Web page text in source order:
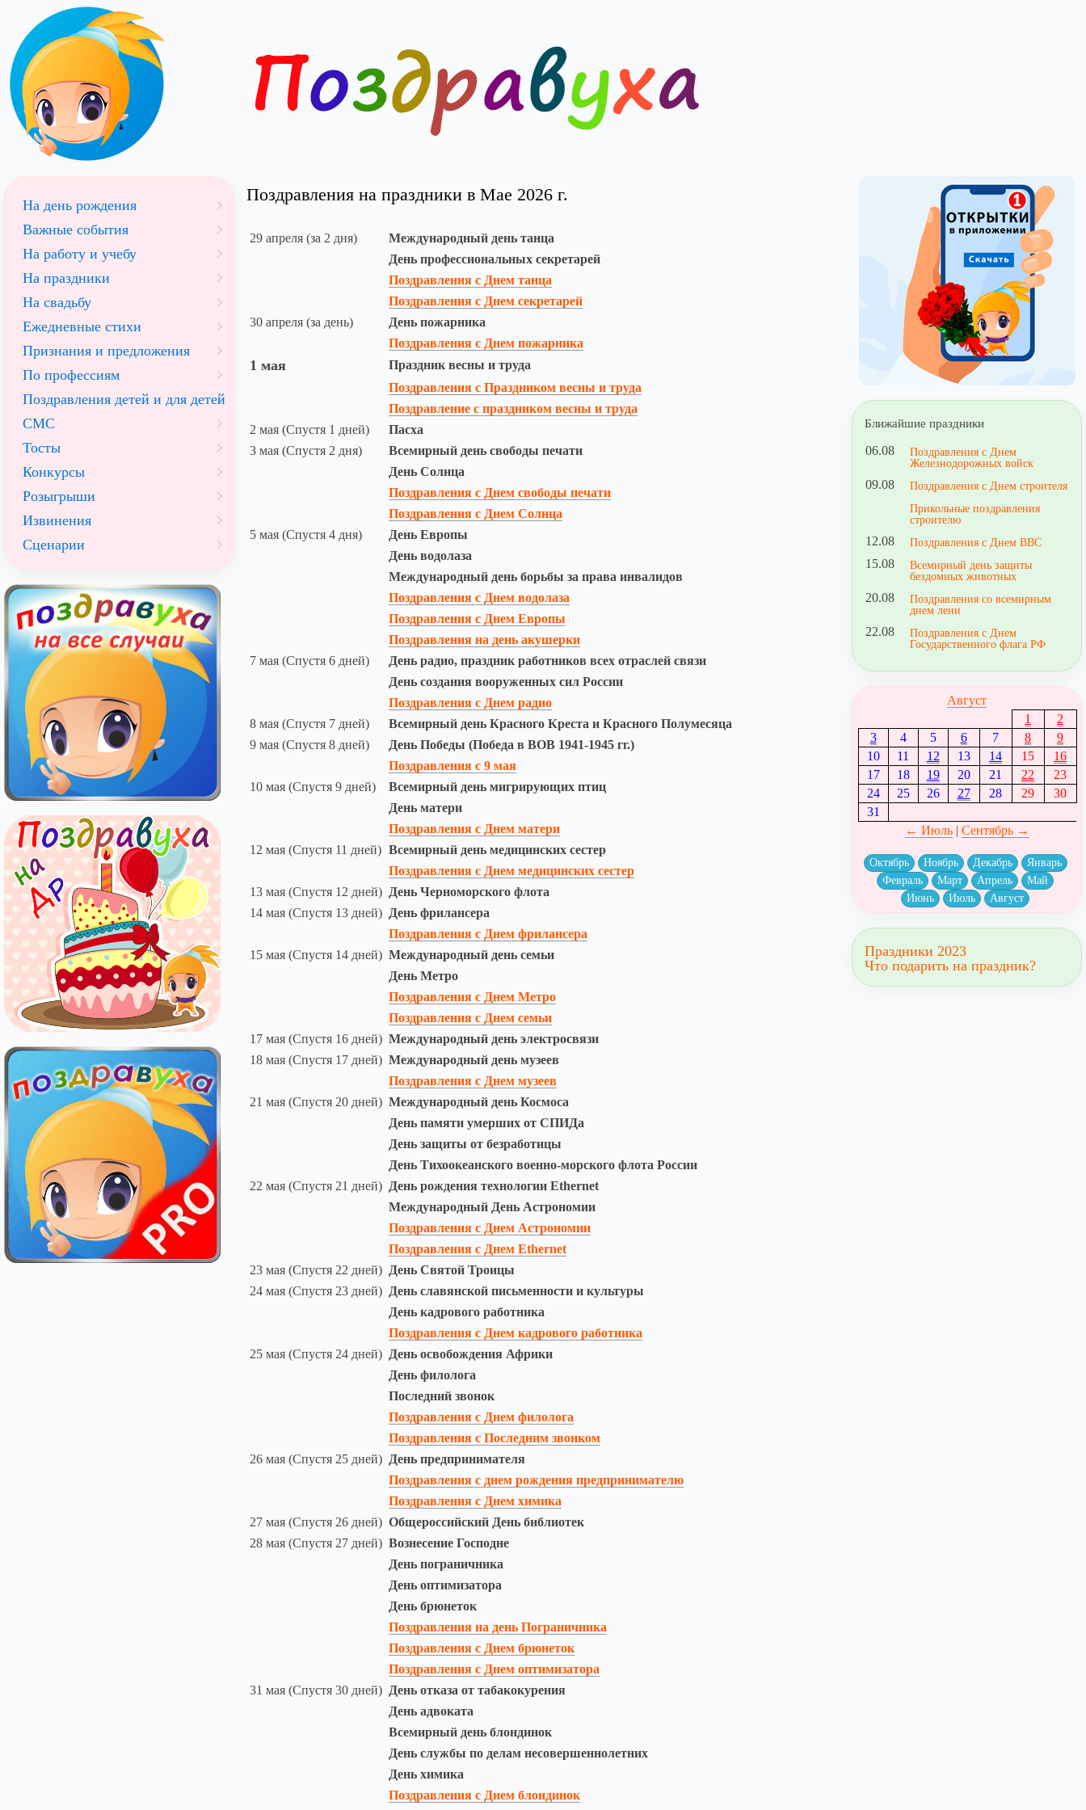
Поздравления на праздники в Мае 2026 г.
29 апреля (за 2 дня)
Международный день танца
День профессиональных секретарей
Поздравления с Днем танца
Поздравления с Днем секретарей
30 апреля (за день)
День пожарника
Поздравления с Днем пожарника
1 мая
Праздник весны и труда
Поздравления с Праздником весны и труда
Поздравление с праздником весны и труда
2 мая (Спустя 1 дней)
Пасха
3 мая (Спустя 2 дня)
Всемирный день свободы печати
День Солнца
Поздравления с Днем свободы печати
Поздравления с Днем Солнца
5 мая (Спустя 4 дня)
День Европы
День водолаза
Международный день борьбы за права инвалидов
Поздравления с Днем водолаза
Поздравления с Днем Европы
Поздравления на день акушерки
7 мая (Спустя 6 дней)
День радио, праздник работников всех отраслей связи
День создания вооруженных сил России
Поздравления с Днем радио
8 мая (Спустя 7 дней)
Всемирный день Красного Креста и Красного Полумесяца
9 мая (Спустя 8 дней)
День Победы (Победа в ВОВ 1941-1945 гг.)
Поздравления с 9 мая
10 мая (Спустя 9 дней)
Всемирный день мигрирующих птиц
День матери
Поздравления с Днем матери
12 мая (Спустя 11 дней) Всемирный день медицинских сестер
Поздравления с Днем медицинских сестер
13 мая (Спустя 12 дней)
День Черноморского флота
14 мая (Спустя 13 дней)
День фрилансера
Поздравления с Днем фрилансера
15 мая (Спустя 14 дней) Международный день семьи
День Метро
Поздравления с Днем Метро
Поздравления с Днем семьи
17 мая (Спустя 16 дней) Международный день электросвязи
18 мая (Спустя 17 дней) Международный день музеев
Поздравления с Днем музеев
21 мая (Спустя 20 дней) Международный день Космоса
День памяти умерших от СПИДа
День защиты от безработицы
День Тихоокеанского военно-морского флота России
22 мая (Спустя 21 дней)
День рождения технологии Ethernet
Международный День Астрономии
Поздравления с Днем Астрономии
Поздравления с Днем Ethernet
23 мая (Спустя 22 дней)
День Святой Троицы
24 мая (Спустя 23 дней)
День славянской письменности и культуры
День кадрового работника
Поздравления с Днем кадрового работника
25 мая (Спустя 24 дней)
День освобождения Африки
День филолога
Последний звонок
Поздравления с Днем филолога
Поздравления с Последним звонком
26 мая (Спустя 25 дней)
День предпринимателя
Поздравления с днем рождения предпринимателю
Поздравления с Днем химика
27 мая (Спустя 26 дней) Общероссийский День библиотек
28 мая (Спустя 27 дней) Вознесение Господне
День пограничника
День оптимизатора
День брюнеток
Поздравления на день Пограничника
Поздравления с Днем брюнеток
Поздравления с Днем оптимизатора
31 мая (Спустя 30 дней)
День отказа от табакокурения
День адвоката
Всемирный день блондинок
День службы по делам несовершеннолетних
День химика
Поздравления с Днем блондинок
На день рождения
Важные события
На работу и учебу
На праздники
На свадьбу
Ежедневные стихи
Признания и предложения
По профессиям
Поздравления детей и для детей
СМС
Тосты
Конкурсы
Розыгрыши
Извинения
Сценарии
Ближайшие праздники
06.08
Поздравления с Днем
Железнодорожных войск
09.08
Поздравления с Днем строителя
Прикольные поздравления
строителю
12.08 Поздравления с Днем ВВС
15.08
Всемирный день защиты
бездомных животных
20.08
Поздравления со всемирным
днем лени
22.08
Поздравления с Днем
Государственного флага РФ
Август
1
2
3
4 5 6 7 8
9
10
11 12 13 14 15
16
17
18 19 20 21 22
23
24
25 26 27 28 29
30
31
← Июль| Сентябрь →
Октябрь Ноябрь Декабрь
Январь
Февраль
Март Апрель
Май
Июнь
Июль Август
Праздники 2023
Что подарить на праздник?